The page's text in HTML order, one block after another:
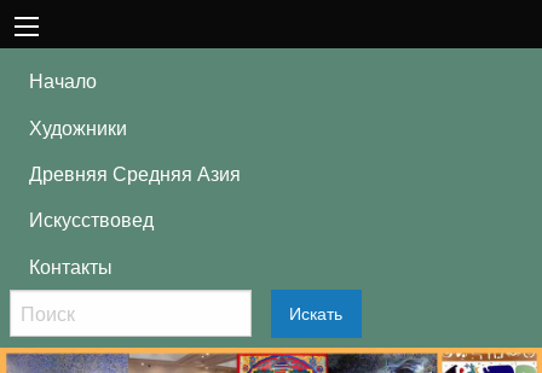
Начало
Художники
Древняя Средняя Азия
Искусствовед
Контакты
Искать